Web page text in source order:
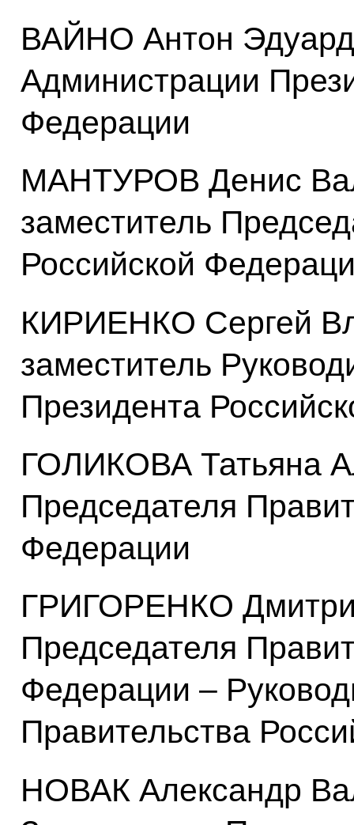
ВАЙНО Антон
Администрации
Федерации
МАНТУРОВ Денис
заместитель
Российской
КИРИЕНКО Сергей
заместитель
Президента
ГОЛИКОВА Татьяна
Председателя
Федерации
ГРИГОРЕНКО
Председателя
Федерации –
Правительства
НОВАК Александр